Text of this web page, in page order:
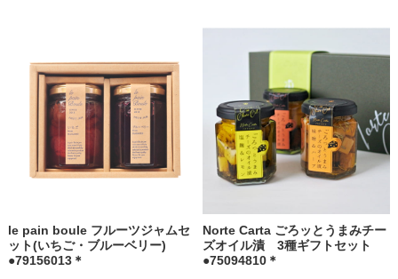
le pain boule フルーツジャムセ
ット(いちご・ブルーベリー)
●79156013＊
Norte Carta ごろッとうまみチー
ズオイル漬 3種ギフトセット
●75094810＊